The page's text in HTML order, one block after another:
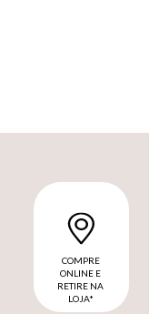
COMPRE
ONLINE E
RETIRE NA
LOJA*